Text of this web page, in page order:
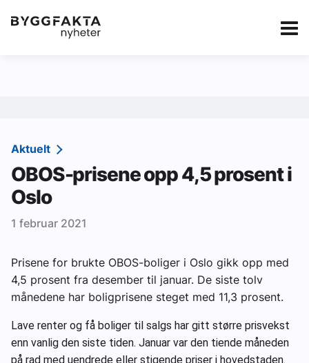
Kategorier Jobbmarkedet Annonsere i
Redaksjonen
Om Byggfakta
Annonsere
Kontakt oss
Tips oss
Ledige stillinger
Aktuelt
OBOS-prisene opp 4,5 prosent i
Oslo
1 februar 2021
Prisene for brukte OBOS-boliger i Oslo gikk opp med
4,5 prosent fra desember til januar. De siste tolv
månedene har boligprisene steget med 11,3 prosent.
Lave renter og få boliger til salgs har gitt større prisvekst
enn vanlig den siste tiden. Januar var den tiende måneden
på rad med uendrede eller stigende priser i hovedstaden.